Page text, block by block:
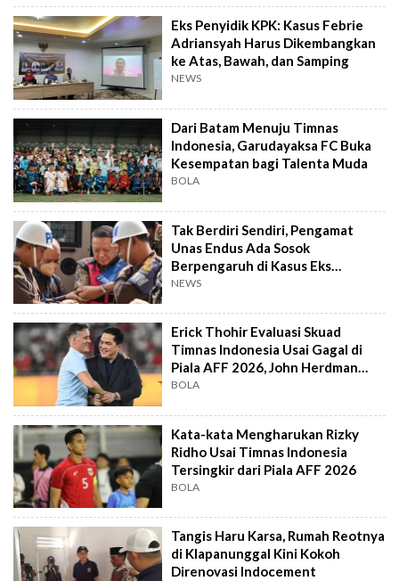
Eks Penyidik KPK: Kasus Febrie
Adriansyah Harus Dikembangkan
ke Atas, Bawah, dan Samping
NEWS
Dari Batam Menuju Timnas
Indonesia, Garudayaksa FC Buka
Kesempatan bagi Talenta Muda
BOLA
Tak Berdiri Sendiri, Pengamat
Unas Endus Ada Sosok
Berpengaruh di Kasus Eks
Jampidsus
NEWS
Erick Thohir Evaluasi Skuad
Timnas Indonesia Usai Gagal di
Piala AFF 2026, John Herdman
Out?
BOLA
Kata-kata Mengharukan Rizky
Ridho Usai Timnas Indonesia
Tersingkir dari Piala AFF 2026
BOLA
Tangis Haru Karsa, Rumah Reotnya
di Klapanunggal Kini Kokoh
Direnovasi Indocement